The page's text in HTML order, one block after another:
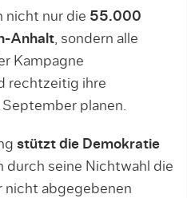
nicht nur die 55.000
Anhalt , sondern alle
Kampagne
rechtzeitig ihre
planen.
stützt die Demokratie
durch seine Nichtwahl die
nicht abgegebenen